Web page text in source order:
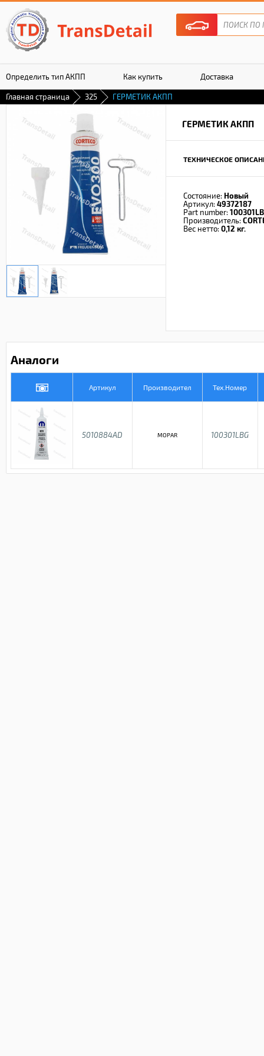
Определить тип АКПП Как купить Доставка
Гарантия
Главная страница 325 ГЕРМЕТИК АКПП
ГЕРМЕТИК АКПП
ТЕХНИЧЕСКОЕ
Состояние: Новый
Артикул: 49372187
Part number:
Производитель:
Вес нетто: 0,12 кг.
Аналоги
Артикул Производител Тех.Номер
5010884AD MOPAR 100301LBG